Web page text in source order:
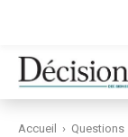
Accueil › Questions